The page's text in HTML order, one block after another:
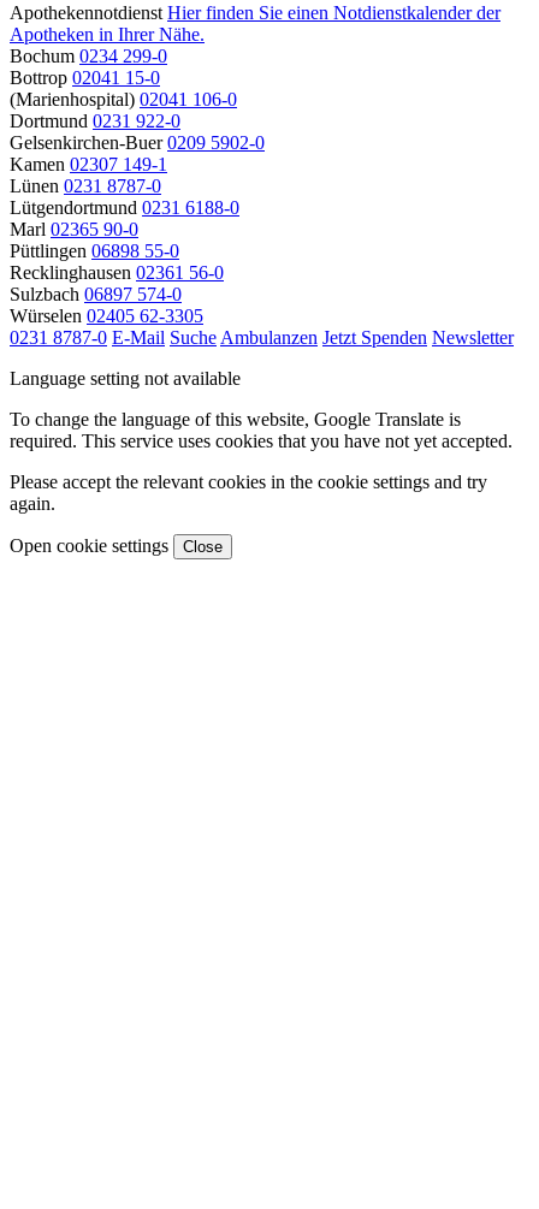
Apothekennotdienst Hier finden Sie einen Notdienstkalender der
Apotheken in Ihrer Nähe.
Bochum 0234 299-0
Bottrop 02041 15-0
(Marienhospital) 02041 106-0
Dortmund 0231 922-0
Gelsenkirchen-Buer 0209 5902-0
Kamen 02307 149-1
Lünen 0231 8787-0
Lütgendortmund 0231 6188-0
Marl 02365 90-0
Püttlingen 06898 55-0
Recklinghausen 02361 56-0
Sulzbach 06897 574-0
Würselen 02405 62-3305
0231 8787-0 E-Mail Suche Ambulanzen Jetzt Spenden Newsletter
Language setting not available
To change the language of this website, Google Translate is
required. This service uses cookies that you have not yet accepted.
Please accept the relevant cookies in the cookie settings and try
again.
Open cookie settings Close